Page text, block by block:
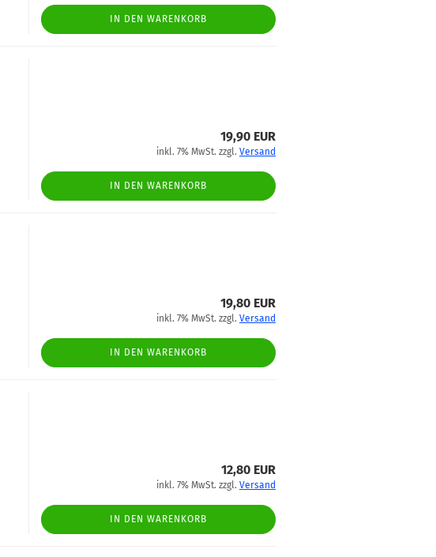
IN DEN WARENKORB
19,90 EUR
inkl. 7% MwSt. zzgl. Versand
IN DEN WARENKORB
19,80 EUR
inkl. 7% MwSt. zzgl. Versand
IN DEN WARENKORB
12,80 EUR
inkl. 7% MwSt. zzgl. Versand
IN DEN WARENKORB